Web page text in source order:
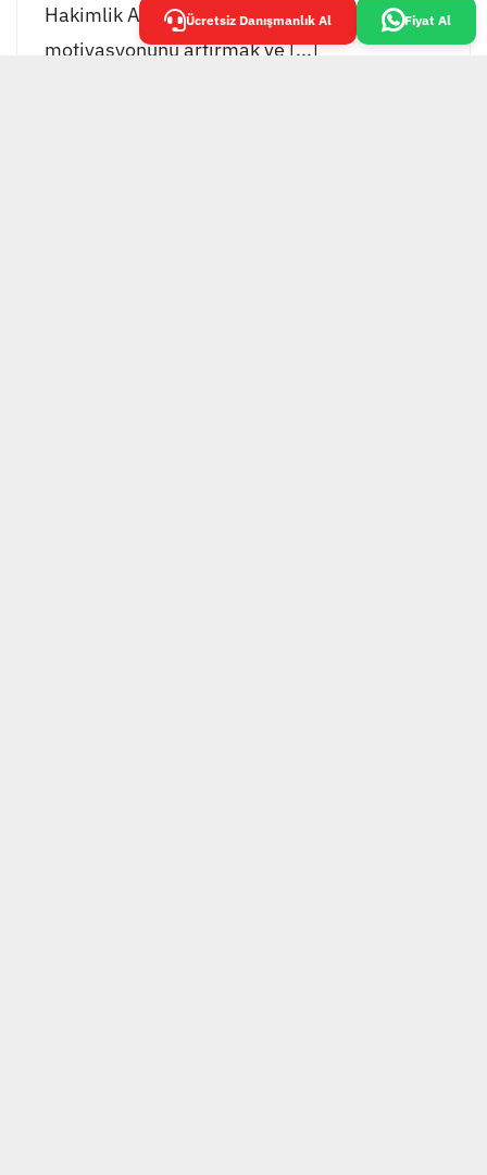
Hakimlik Akademisi, öğrencilerinin
motivasyonunu artırmak ve [...]
Ücretsiz Danışmanlık Al Fiyat Al